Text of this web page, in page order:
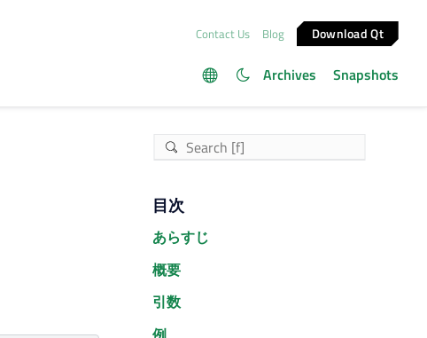
Contact Us Blog Download Qt
Archives Snapshots
目次
あらすじ
概要
引数